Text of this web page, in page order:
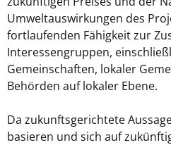
Umweltauswirkungen des
fortlaufenden Fähigkeit zur
Interessengruppen,
Gemeinschaften, lokaler
Behörden auf lokaler Ebene.
Da zukunftsgerichtete
basieren und sich auf